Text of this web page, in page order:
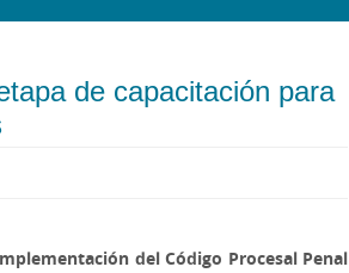
de capacitación para
del Código Procesal Penal